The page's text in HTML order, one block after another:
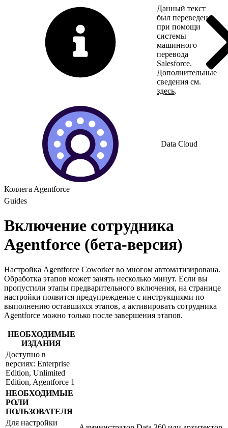
Данный текст
был переведен
при помощи
системы
машинного
перевода
Salesforce.
Дополнительные
сведения см.
здесь.
Data Cloud
Коллега Agentforce
Guides
Включение сотрудника
Agentforce (бета-версия)
Настройка Agentforce Coworker во многом автоматизирована.
Обработка этапов может занять несколько минут. Если вы
пропустили этапы предварительного включения, на странице
настройки появится предупреждение с инструкциями по
выполнению оставшихся этапов, а активировать сотрудника
Agentforce можно только после завершения этапов.
НЕОБХОДИМЫЕ
ИЗДАНИЯ
Доступно в
версиях: Enterprise
Edition, Unlimited
Edition, Agentforce 1
НЕОБХОДИМЫЕ
РОЛИ
ПОЛЬЗОВАТЕЛЯ
Для настройки